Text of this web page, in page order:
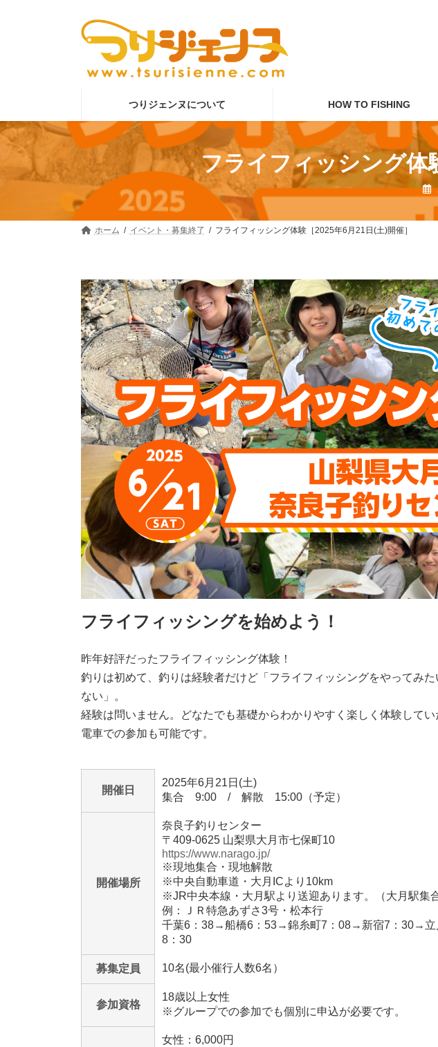
ッ
プ
移
動
つりジェンヌについて HOW TO FISHING
フライフィッシング体
ホーム イベント・募集終了 フライフィッシング体験［2025年6月21日(土)開催］
フライフィッシングを始めよう！
昨年好評だったフライフィッシング体験！
釣りは初めて、釣りは経験者だけど「フライフィッシングをやってみ
ない」。
経験は問いません。どなたでも基礎からわかりやすく楽しく体験してい
電車での参加も可能です。
開催日
2025年6月21日(土)
集合 9:00 / 解散 15:00（予定）
開催場所
奈良子釣りセンター
〒409-0625 山梨県大月市七保町10
https://www.narago.jp/
※現地集合・現地解散
※中央自動車道・大月ICより10km
※JR中央本線・大月駅より送迎あります。（大月駅集
例：ＪＲ特急あずさ3号・松本行
千葉6：38→船橋6：53→錦糸町7：08→新宿7：30→
8：30
募集定員 10名(最小催行人数6名）
参加資格
18歳以上女性
※グループでの参加でも個別に申込が必要です。
女性：6,000円